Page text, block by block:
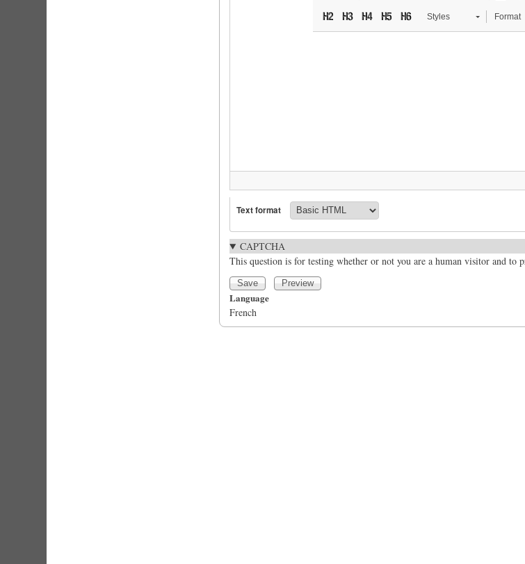
Styles Format
Text format
CAPTCHA
This question is for testing whether or not you are a human visitor and to
Language
French